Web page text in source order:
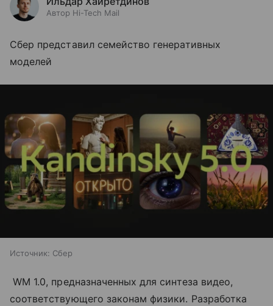
Автор Hi-Tech Mail
Сбер представил семейство генеративных
моделей
Источник: Сбер
WM 1.0, предназначенных для синтеза видео,
соответствующего законам физики. Разработка